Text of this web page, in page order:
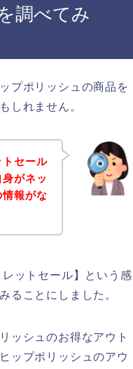
調べてみ
プポリッシュの商品を
しれません。
トセール
がネッ
報がな
ットセール】という感
ることにしました。
ッシュのお得なアウト
ップポリッシュのアウ